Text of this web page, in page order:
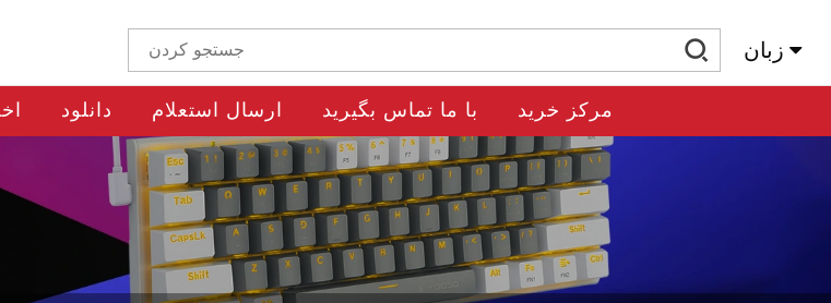
زبان
دانلود ارسال استعلام با ما تماس بگیرید مرکز خرید